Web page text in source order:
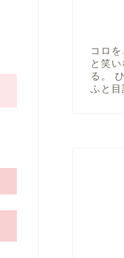
コロ
と笑
る。
ふと目